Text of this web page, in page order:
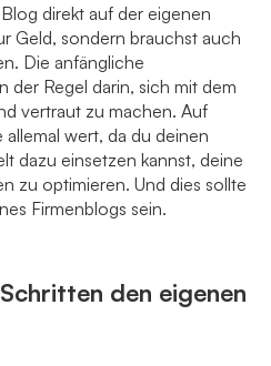
direkt auf der eigenen
Geld, sondern brauchst auch
Die anfängliche
der Regel darin, sich mit dem
vertraut zu machen. Auf
wert, da du deinen
dazu einsetzen kannst, deine
zu optimieren. Und dies sollte
Firmenblogs sein.
den eigenen